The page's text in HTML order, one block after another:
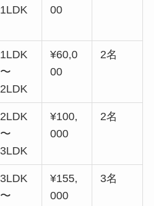
1LDK
00
1LDK
〜
2LDK
¥60,0
00
2名
2LDK
〜
3LDK
¥100,
000
2名
3LDK
〜
¥155,
000
3名